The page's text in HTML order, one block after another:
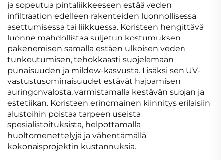
ja sopeutua pintaliikkeeseen estää veden
infiltraation edelleen rakenteiden luonnollisessa
asettumisessa tai liikkuessa. Koristeen hengittävä
luonne mahdollistaa suljetun kostumuksen
pakenemisen samalla estäen ulkoisen veden
tunkeutumisen, tehokkaasti suojelemaan
punaisuuden ja mildew-kasvusta. Lisäksi sen UV-
vastustusominaisuudet estävät hajoamisen
auringonvalosta, varmistamalla kestävän suojan ja
estetiikan. Koristeen erinomainen kiinnitys erilaisiin
alustoihin poistaa tarpeen useista
spesialistoituksista, helpottamalla
huoltomenettelyjä ja vähentämällä
kokonaisprojektin kustannuksia.